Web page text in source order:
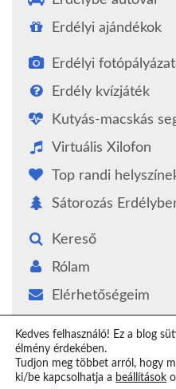
Erdélyi ajándékok
Erdélyi
Erdély kvízjáték
Kutyás-macskás
Virtuális Xilofon
Top randi
Sátorozás
Kereső
Rólam
Elérhetőségeim
Epilógus
Kedves felhasználó! Ez a blog
élmény érdekében.
Tudjon meg többet arról, hogy
ki/be kapcsolhatja a beállítások